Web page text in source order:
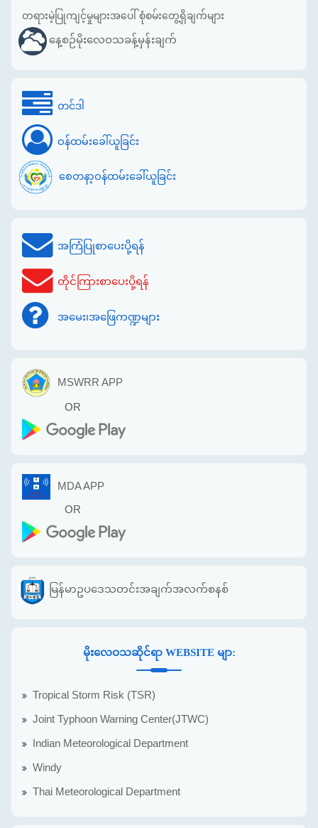
တရားမဲ့ပြုကျင့်မှုများအပေါ် စုံစမ်းတွေ့ရှိချက်များ
နေ့စဉ်မိုးလေဝသခန့်မှန်းချက်
တင်ဒါ
ဝန်ထမ်းခေါ်ယူခြင်း
စေတနာ့ဝန်ထမ်းခေါ်ယူခြင်း
အကြံပြုစာပေးပို့ရန်
တိုင်ကြားစာပေးပို့ရန်
အမေး၊အဖြေကဏ္ဍများ
MSWRR APP
OR
MDA APP
OR
မြန်မာဥပဒေသတင်းအချက်အလက်စနစ်
မိုးလေဝသဆိုင်ရာ WEBSITE မျာ:
Tropical Storm Risk (TSR)
Joint Typhoon Warning Center(JTWC)
Indian Meteorological Department
Windy
Thai Meteorological Department